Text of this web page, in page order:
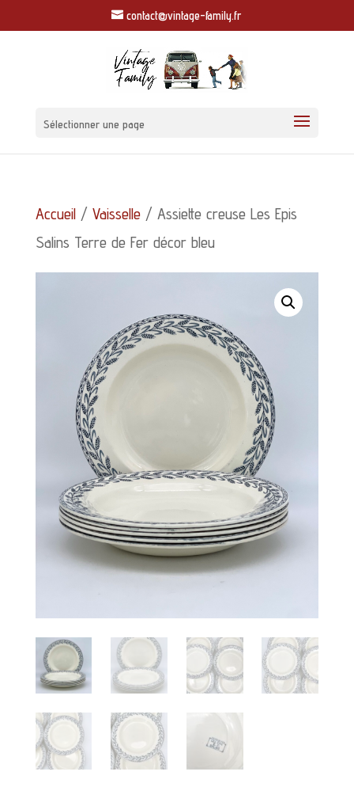
contact@vintage-family.fr
Sélectionner une page
Accueil/ Vaisselle/ Assiette creuse Les Epis
Salins Terre de Fer décor bleu